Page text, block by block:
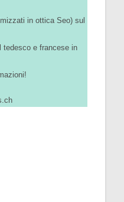
in ottica Seo) sul
tedesco e francese in